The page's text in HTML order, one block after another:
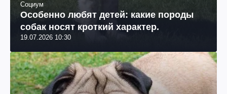
Социум
Особенно любят детей: какие породы
собак носят кроткий характер.
19.07.2026 10:30